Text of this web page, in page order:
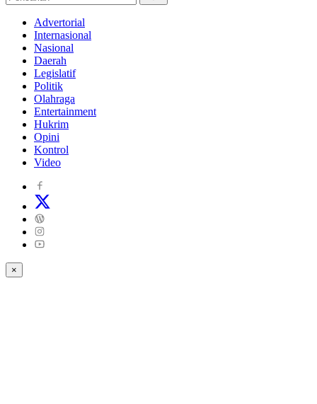
Advertorial
Internasional
Nasional
Daerah
Legislatif
Politik
Olahraga
Entertainment
Hukrim
Opini
Kontrol
Video
×